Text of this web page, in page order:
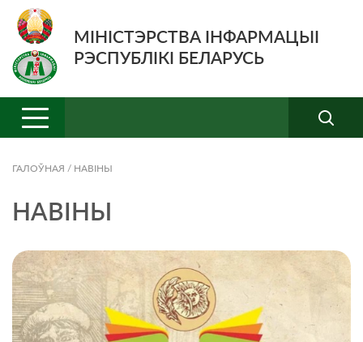
МІНІСТЭРСТВА ІНФАРМАЦЫІ
РЭСПУБЛІКІ БЕЛАРУСЬ
ГАЛОЎНАЯ / НАВIНЫ
НАВIНЫ